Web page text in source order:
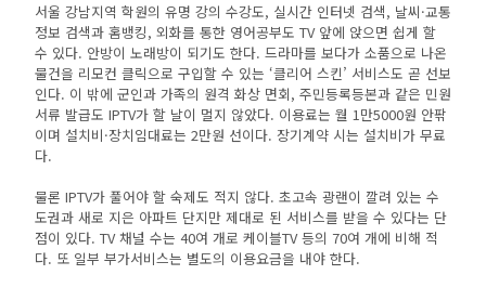
서울 강남지역 학원의 유명 강의 수강도, 실시간 인터넷 검색, 날씨·교통
정보 검색과 홈뱅킹, 외화를 통한 영어공부도 TV 앞에 앉으면 쉽게 할
수 있다. 안방이 노래방이 되기도 한다. 드라마를 보다가 소품으로 나온
물건을 리모컨 클릭으로 구입할 수 있는 ‘클리어 스킨’ 서비스도 곧 선보
인다. 이 밖에 군인과 가족의 원격 화상 면회, 주민등록등본과 같은 민원
서류 발급도 IPTV가 할 날이 멀지 않았다. 이용료는 월 1만5000원 안팎
이며 설치비·장치임대료는 2만원 선이다. 장기계약 시는 설치비가 무료
다.
물론 IPTV가 풀어야 할 숙제도 적지 않다. 초고속 광랜이 깔려 있는 수
도권과 새로 지은 아파트 단지만 제대로 된 서비스를 받을 수 있다는 단
점이 있다. TV 채널 수는 40여 개로 케이블TV 등의 70여 개에 비해 적
다. 또 일부 부가서비스는 별도의 이용요금을 내야 한다.